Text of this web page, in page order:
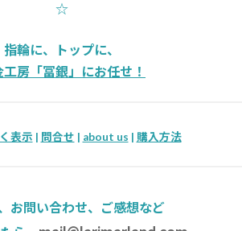
☆
指輪に、トップに、
工房「冨銀」にお任せ！
表示 | 問合せ | about us | 購入方法
お問い合わせ、ご感想など